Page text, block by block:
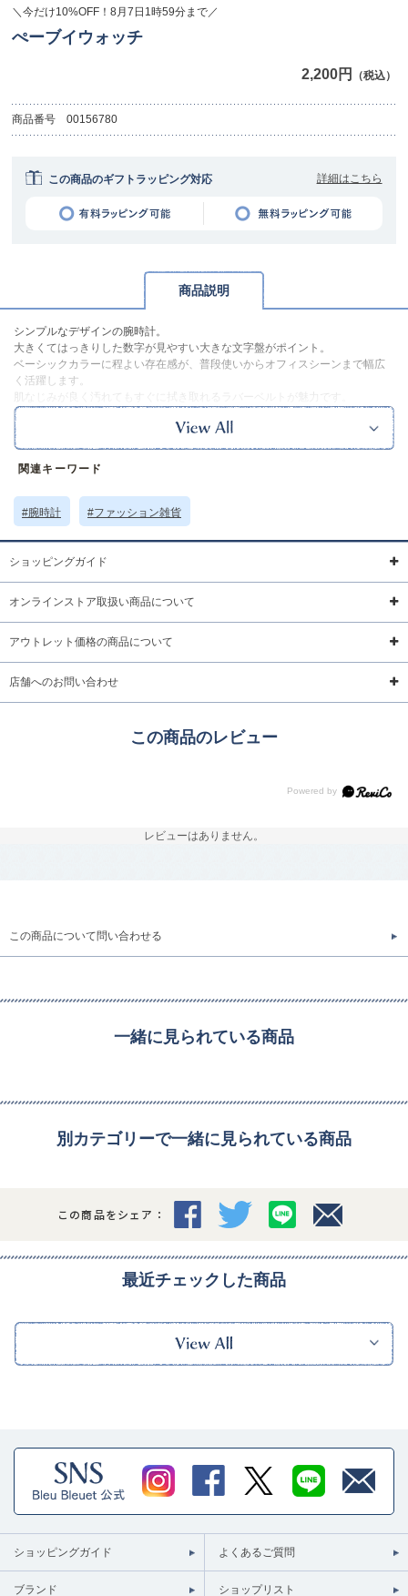
＼今だけ10%OFF！8月7日1時59分まで／
ぺーブイウォッチ
2,200円 （税込）
商品番号 00156780
この商品のギフトラッピング対応 詳細はこちら
商品説明
シンプルなデザインの腕時計。
大きくてはっきりした数字が見やすい大きな文字盤がポイント。
ベーシックカラーに程よい存在感が、普段使いからオフィスシーンまで幅広
く活躍します。
肌なじみが良く汚れてもすぐに拭き取れるラバーベルトが魅力です。
※本品には保証書がついております。
保証書に記載されている注意書きをお読みの上ご使用ください。
なお、保証期間は製造メーカーによって異なります。修理対応をご希望の際
は保証書記載の店舗電話番号にお問い合わせくださいませ。
より、実際の色味と異なって見える場合がございます。
サイズ詳細 (cm)約
ケース直径3.3 手首周り13～20 ベルト幅1.8
素材・原材料 プラスチック ポリウレタン
原産国
関連キーワード
#腕時計 #ファッション雑貨
ショッピングガイド
オンラインストア取扱い商品について
アウトレット価格の商品について
店舗へのお問い合わせ
この商品のレビュー
レビューはありません。
この商品について問い合わせる
一緒に見られている商品
別カテゴリーで一緒に見られている商品
この商品をシェア：
最近チェックした商品
ショッピングガイド よくあるご質問
ブランド ショップリスト